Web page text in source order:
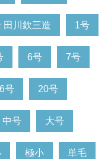
田川欽三造 1号
6号 7号
号 20号
中号 大号
極小 単毛